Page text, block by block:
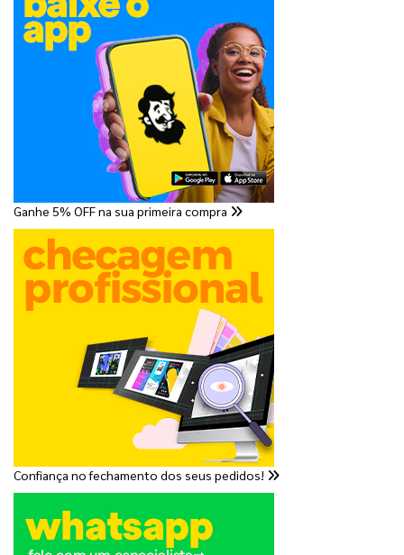
Ganhe 5% OFF na sua primeira compra
Confiança no fechamento dos seus pedidos!